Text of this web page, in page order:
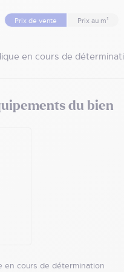
Prix de vente Prix au m²
en cours de
du bien
en cours de détermination